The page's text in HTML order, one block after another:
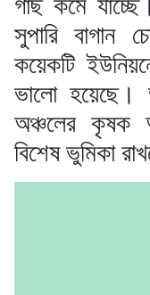
গাছ কমে
সুপারি বাগান
কয়েকটি
ভালো
অঞ্চলের কৃষক
বিশেষ ভুমিকা